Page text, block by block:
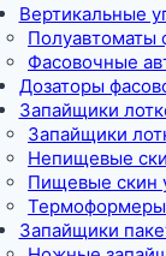
Вертикальные
Полуавтоматы
Фасовочные
Дозаторы
Запайщики
Запайщики
Непищевые
Пищевые скин
Термоформеры
Запайщики